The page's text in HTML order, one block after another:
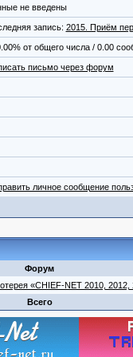
не введены
запись: 2015. Приём
от общего числа / 0.00
письмо через форум
личное сообщение
Форум
«CHIEF-NET 2010, 2012,
Всего